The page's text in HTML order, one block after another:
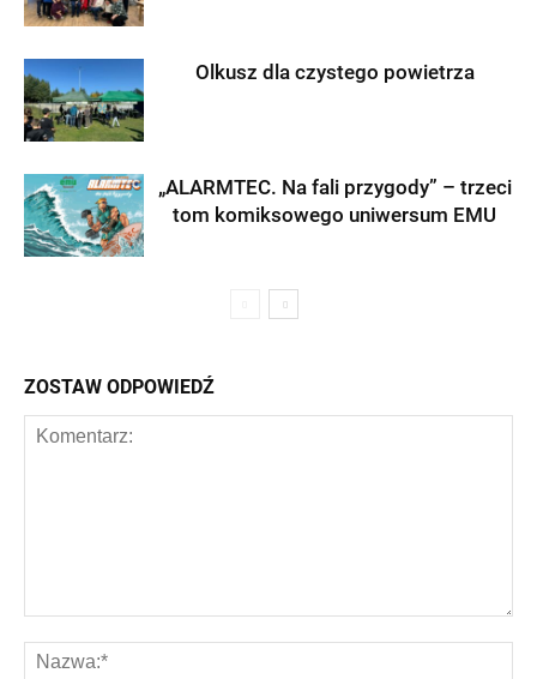
Olkusz dla czystego powietrza
„ALARMTEC. Na fali przygody” – trzeci
tom komiksowego uniwersum EMU
ZOSTAW ODPOWIEDŹ